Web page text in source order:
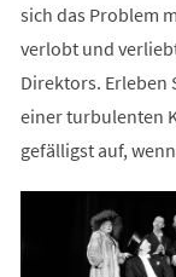
sich das Problem
verlobt und
Direktors. Erleben
einer turbulenten
gefälligst auf,